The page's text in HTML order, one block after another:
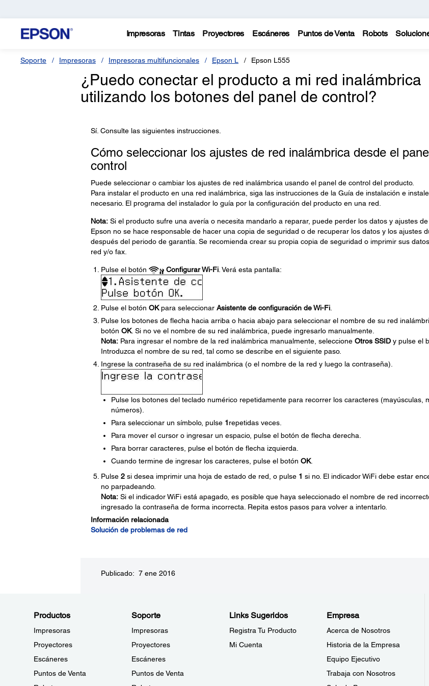
Impresoras Tintas Proyectores Escáneres Puntos de Venta Robots
Soporte Impresoras Impresoras multifuncionales Epson L Epson L555
¿Puedo conectar el producto a mi red inalámbrica
utilizando los botones del panel de control?
Sí. Consulte las siguientes instrucciones.
Cómo seleccionar los ajustes de red inalámbrica desde el
control
Puede seleccionar o cambiar los ajustes de red inalámbrica usando el panel de control del producto.
Para instalar el producto en una red inalámbrica, siga las instrucciones de la Guía de instalación e
necesario. El programa del instalador lo guía por la configuración del producto en una red.
Nota:Si el producto sufre una avería o necesita mandarlo a reparar, puede perder los datos y ajustes de
Epson no se hace responsable de hacer una copia de seguridad o de recuperar los datos y los ajustes
después del periodo de garantía. Se recomienda crear su propia copia de seguridad o imprimir sus
red y/o fax.
Pulse el botón Configurar Wi-Fi. Verá esta pantalla:
Pulse el botón OKpara seleccionar Asistente de configuración de Wi-Fi.
Pulse los botones de flecha hacia arriba o hacia abajo para seleccionar el nombre de su red
botón OK. Si no ve el nombre de su red inalámbrica, puede ingresarlo manualmente.
Nota:Para ingresar el nombre de la red inalámbrica manualmente, seleccione Otros SSIDy pulse el
Introduzca el nombre de su red, tal como se describe en el siguiente paso.
Ingrese la contraseña de su red inalámbrica (o el nombre de la red y luego la contraseña).
Pulse los botones del teclado numérico repetidamente para recorrer los caracteres (mayúsculas,
números).
Para seleccionar un símbolo, pulse 1repetidas veces.
Para mover el cursor o ingresar un espacio, pulse el botón de flecha derecha.
Para borrar caracteres, pulse el botón de flecha izquierda.
Cuando termine de ingresar los caracteres, pulse el botón OK.
Pulse 2si desea imprimir una hoja de estado de red, o pulse 1 si no. El indicador WiFi debe estar
no parpadeando.
Nota:Si el indicador WiFi está apagado, es posible que haya seleccionado el nombre de red
ingresado la contraseña de forma incorrecta. Repita estos pasos para volver a intentarlo.
Información relacionada
Solución de problemas de red
Publicado: 7 ene 2016
Productos
Impresoras
Proyectores
Escáneres
Puntos de Venta
Soporte
Impresoras
Proyectores
Escáneres
Puntos de Venta
Links Sugeridos
Registra Tu Producto
Mi Cuenta
Empresa
Acerca de Nosotros
Historia de la Empresa
Equipo Ejecutivo
Trabaja con Nosotros